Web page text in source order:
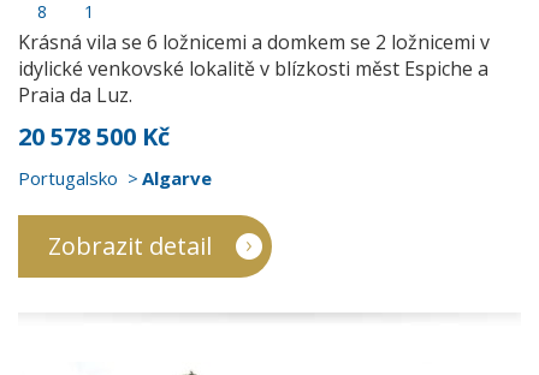
8 1
Krásná vila se 6 ložnicemi a domkem se 2 ložnicemi v
idylické venkovské lokalitě v blízkosti měst Espiche a
Praia da Luz.
20 578 500 Kč
Portugalsko Algarve
Zobrazit detail